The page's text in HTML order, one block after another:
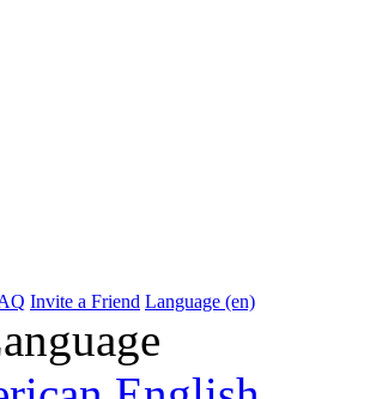
Invite a Friend Language (en)